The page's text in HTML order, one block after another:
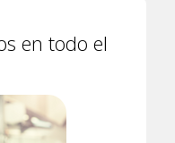
en todo el